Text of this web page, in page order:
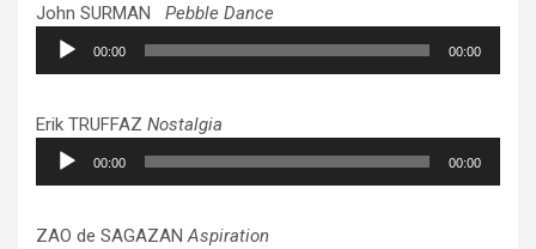
John SURMAN Pebble Dance
Lecteur
audio
00:00 00:00
Erik TRUFFAZ Nostalgia
Lecteur
audio
00:00 00:00
ZAO de SAGAZANAspiration